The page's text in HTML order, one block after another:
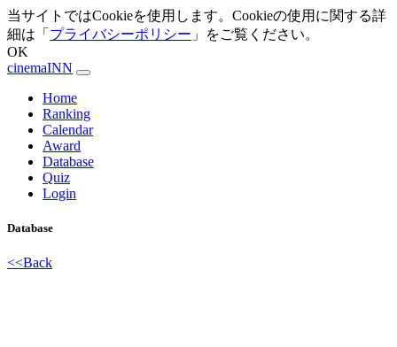
当サイトではCookieを使用します。Cookieの使用に関する詳
細は「 プライバシーポリシー 」をご覧ください。
OK
cinemaINN
Home
Ranking
Calendar
Award
Database
Quiz
Login
Database
<<Back